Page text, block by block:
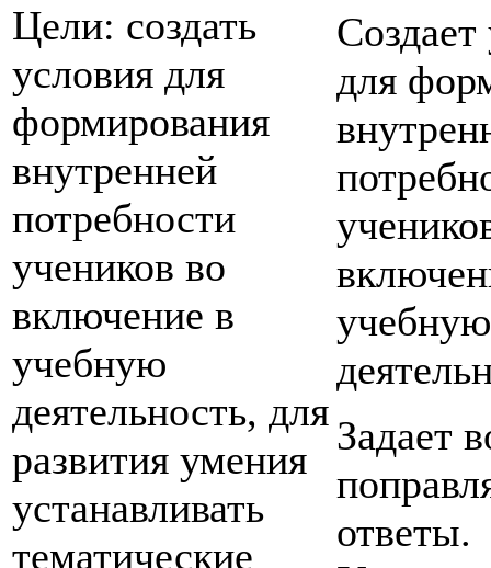
Цели: создать
условия для
формирования
внутренней
потребности
учеников во
включение в
учебную
деятельность, для
развития умения
устанавливать
тематические
Создает
для
учебную
Задает
ответы.